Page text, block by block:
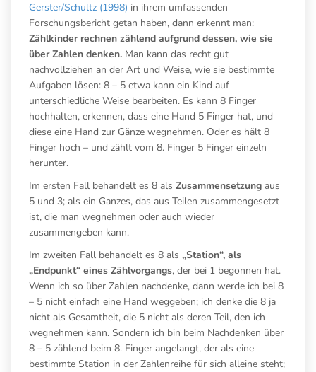
Gerster/Schultz (1998) in ihrem umfassenden
Forschungsbericht getan haben, dann erkennt man:
Zählkinder rechnen zählend aufgrund dessen, wie sie
über Zahlen denken. Man kann das recht gut
nachvollziehen an der Art und Weise, wie sie bestimmte
Aufgaben lösen: 8 – 5 etwa kann ein Kind auf
unterschiedliche Weise bearbeiten. Es kann 8 Finger
hochhalten, erkennen, dass eine Hand 5 Finger hat, und
diese eine Hand zur Gänze wegnehmen. Oder es hält 8
Finger hoch – und zählt vom 8. Finger 5 Finger einzeln
herunter.
Im ersten Fall behandelt es 8 als Zusammensetzung aus
5 und 3; als ein Ganzes, das aus Teilen zusammengesetzt
ist, die man wegnehmen oder auch wieder
zusammengeben kann.
Im zweiten Fall behandelt es 8 als „Station“, als
„Endpunkt“ eines Zählvorgangs, der bei 1 begonnen hat.
Wenn ich so über Zahlen nachdenke, dann werde ich bei 8
– 5 nicht einfach eine Hand weggeben; ich denke die 8 ja
nicht als Gesamtheit, die 5 nicht als deren Teil, den ich
wegnehmen kann. Sondern ich bin beim Nachdenken über
8 – 5 zählend beim 8. Finger angelangt, der als eine
bestimmte Station in der Zahlenreihe für sich alleine steht;